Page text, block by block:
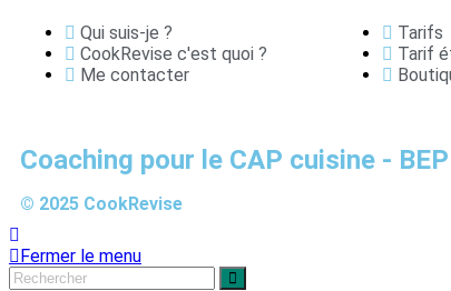
Qui suis-je ?
CookRevise c'est quoi ?
Me contacter
Tarifs
Tarif
Coaching pour le CAP cuisine -
© 2025 CookRevise
Fermer le menu